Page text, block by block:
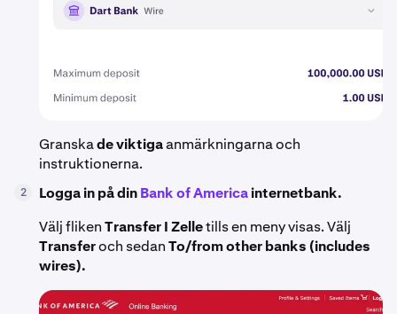
Granskade viktigaanmärkningarna och
instruktionerna.
2 Logga in på dinBank of Americainternetbank.
Välj flikenTransfer I Zelletills en meny visas. Välj
Transferoch sedanTo/from other banks (includes
wires).